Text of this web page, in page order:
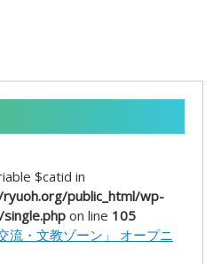
$catid in
public_html/wp-
on line 105
流・文教ゾーン」 オープニ